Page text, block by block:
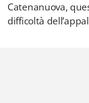
Catenanuova,
difficoltà